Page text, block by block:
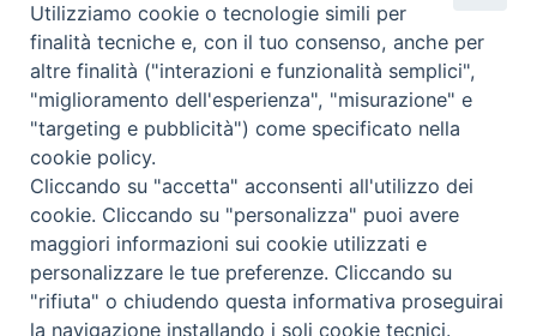
via Amedeo Rossi, 28 - 12100 Cuneo
segreteriagenerale@diocesicuneofossano.it
c.f. 96017380047
Utilizziamo cookie o tecnologie simili per
finalità tecniche e, con il tuo consenso, anche per
altre finalità ("interazioni e funzionalità semplici",
"miglioramento dell'esperienza", "misurazione" e
"targeting e pubblicità") come specificato nella
cookie policy.
Cliccando su "accetta" acconsenti all'utilizzo dei
cookie. Cliccando su "personalizza" puoi avere
maggiori informazioni sui cookie utilizzati e
personalizzare le tue preferenze. Cliccando su
"rifiuta" o chiudendo questa informativa proseguirai
la navigazione installando i soli cookie tecnici.